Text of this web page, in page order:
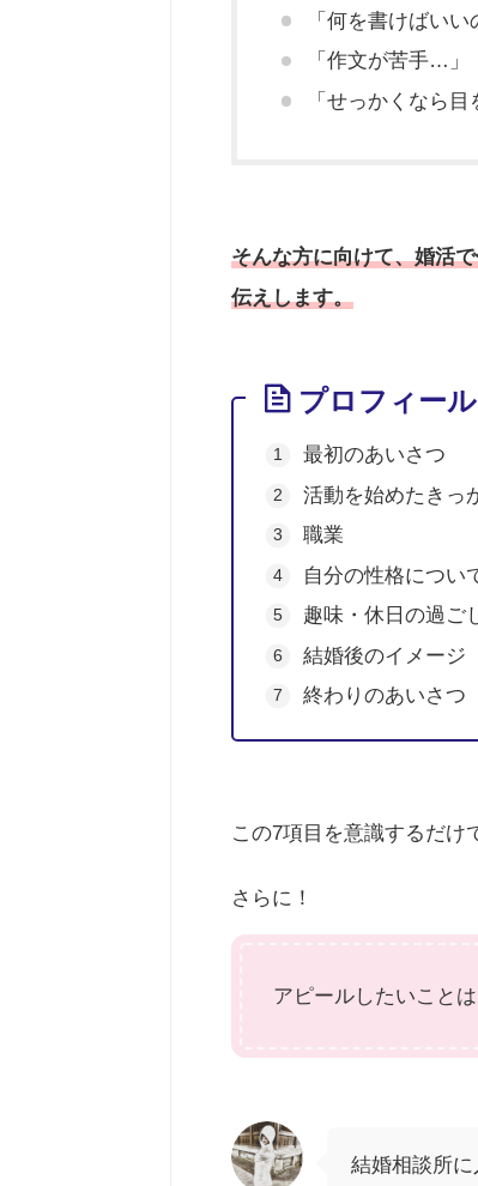
「何を書けばいい
「作文が苦手…」
「せっかくなら
そんな方に向けて、婚活
伝えします。
プロフィー
最初のあいさつ
活動を始めたきっ
職業
自分の性格につい
趣味・休日の過ご
結婚後のイメージ
終わりのあいさつ
この7項目を意識するだけ
さらに！
アピールしたいことは
結婚相談所に